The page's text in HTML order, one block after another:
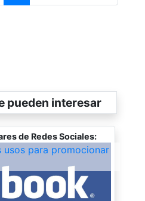
pueden interesar
de Redes Sociales:
usos para promocionar